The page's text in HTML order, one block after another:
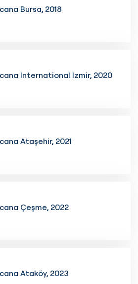
Bursa, 2018
International Izmir, 2020
Ataşehir, 2021
Çeşme, 2022
Ataköy, 2023